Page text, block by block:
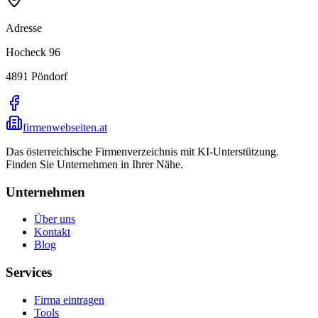
Adresse
Hocheck 96
4891 Pöndorf
firmenwebseiten.at
Das österreichische Firmenverzeichnis mit KI-Unterstützung.
Finden Sie Unternehmen in Ihrer Nähe.
Unternehmen
Über uns
Kontakt
Blog
Services
Firma eintragen
Tools